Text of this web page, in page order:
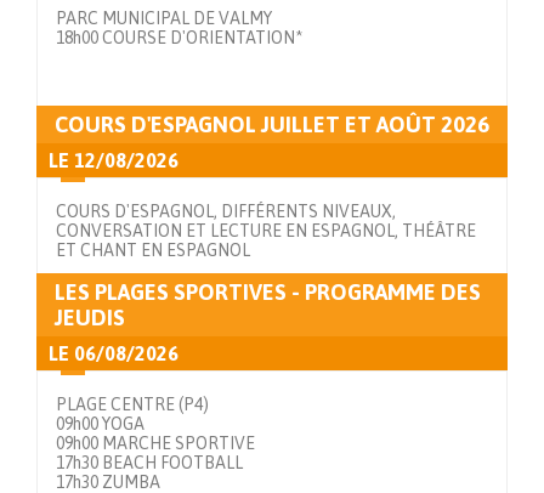
PARC MUNICIPAL DE VALMY
18h00 COURSE D'ORIENTATION*
Voir en détails
COURS D'ESPAGNOL JUILLET ET AOÛT 2026
LE 12/08/2026
COURS D'ESPAGNOL, DIFFÉRENTS NIVEAUX,
CONVERSATION ET LECTURE EN ESPAGNOL, THÉÂTRE
ET CHANT EN ESPAGNOL
LES PLAGES SPORTIVES - PROGRAMME DES
JEUDIS
LE 06/08/2026
PLAGE CENTRE (P4)
09h00 YOGA
09h00 MARCHE SPORTIVE
17h30 BEACH FOOTBALL
17h30 ZUMBA